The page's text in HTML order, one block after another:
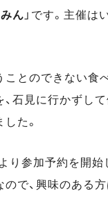
ん 」です。主催は
とのできない食
石見に行かずし
た。
り参加予約を開始
で、興味のある